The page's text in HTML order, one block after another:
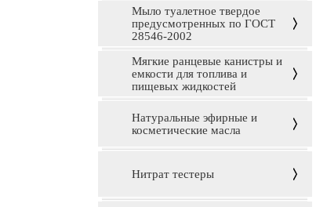
Мыло туалетное твердое
предусмотренных по ГОСТ
28546-2002
Мягкие ранцевые канистры и
емкости для топлива и
пищевых жидкостей
Натуральные эфирные и
косметические масла
Нитрат тестеры